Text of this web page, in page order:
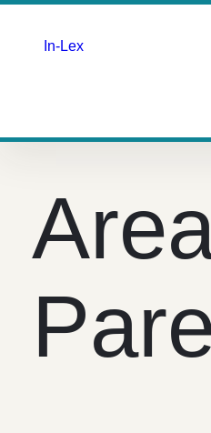
conteúdo
In-Lex